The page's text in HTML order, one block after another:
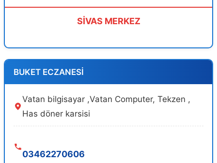
SİVAS MERKEZ
BUKET ECZANESİ
Vatan bilgisayar ,Vatan Computer, Tekzen ,
Has döner karsisi
03462270606